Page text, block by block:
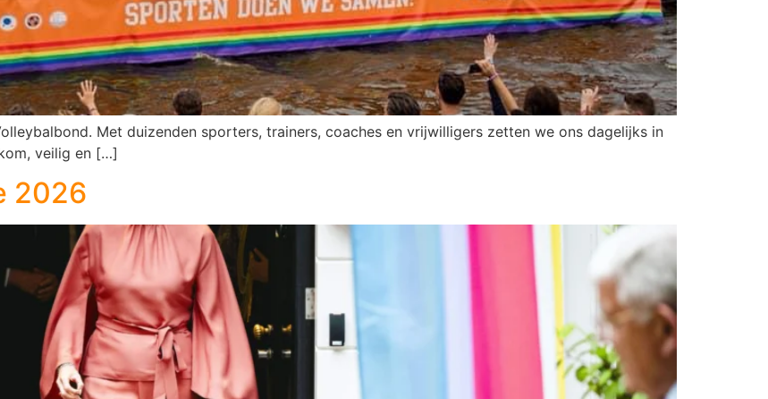
Met duizenden sporters, trainers, coaches en vrijwilligers zetten we ons dagelijks in
veilig en […]
2026